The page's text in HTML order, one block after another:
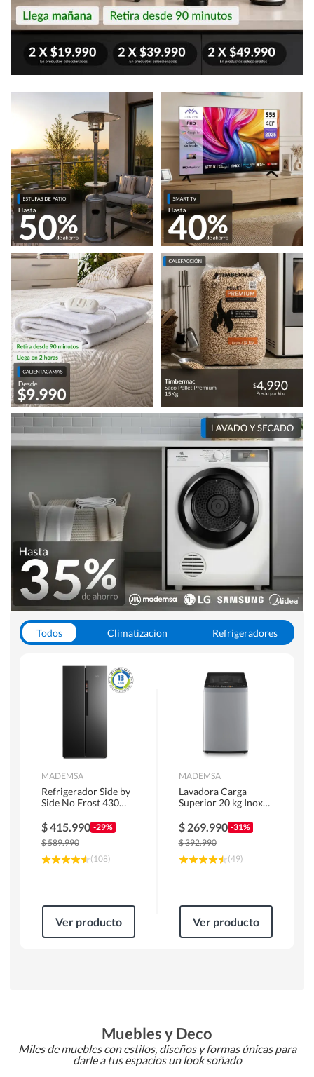
Todos Climatizacion
Refrigeradores
Hornos y Microondas
MADEMSA
Refrigerador Side by
Side No Frost 430
MAS430B
$415.990 -29%
$589.990
(108)
Ver producto
MADEMSA
Lavadora Carga
Superior 20 kg Inox
$ 269.990 -31%
$392.990
(49)
Ver producto
Muebles y Deco
Miles de muebles con estilos, diseños y formas únicas para
darle a tus espacios un look soñado